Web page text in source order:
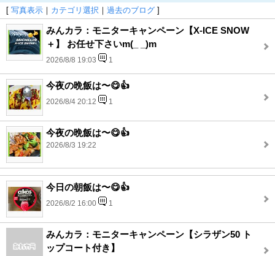
[ 写真表示 ｜ カテゴリ選択 ｜ 過去のブログ ]
みんカラ：モニターキャンペーン【X-ICE SNOW
＋】 お任せ下さいm(_ _)m
2026/8/8 19:03 1
今夜の晩飯は〜😋👍
2026/8/4 20:12 1
今夜の晩飯は〜😋👍
2026/8/3 19:22
今日の朝飯は〜😋👍
2026/8/2 16:00 1
みんカラ：モニターキャンペーン【シラザン50 ト
ップコート付き】